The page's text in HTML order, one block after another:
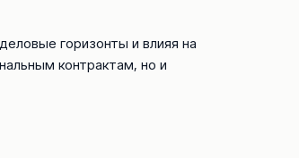
горизонты и влияя на
контрактам, но и